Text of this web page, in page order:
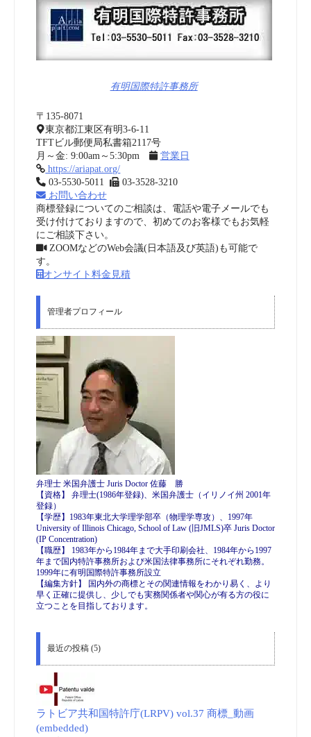
有明国際特許事務所
〒135-8071
東京都江東区有明3-6-11
TFTビル郵便局私書箱2117号
月～金: 9:00am～5:30pm
営業日
https://ariapat.org/
03-5530-5011
03-3528-3210
お問い合わせ
商標登録についてのご相談は、電話や電子メールでも
受け付けておりますので、初めてのお客様でもお気軽
にご相談下さい。
ZOOMなどのWeb会議(日本語及び英語)も可能で
す。
オンサイト料金見積
管理者プロフィール
弁理士 米国弁護士 Juris Doctor 佐藤 勝
【資格】 弁理士(1986年登録)、米国弁護士（イリノイ州 2001年
登録）
【学歴】1983年東北大学理学部卒（物理学専攻）、1997年
University of Illinois Chicago, School of Law (旧JMLS)卒 Juris Doctor
(IP Concentration)
【職歴】 1983年から1984年まで大手印刷会社、1984年から1997
年まで国内特許事務所および米国法律事務所にそれぞれ勤務。
1999年に有明国際特許事務所設立
【編集方針】 国内外の商標とその関連情報をわかり易く、より
早く正確に提供し、少しでも実務関係者や関心が有る方の役に
立つことを目指しております。
最近の投稿 (5)
ラトビア共和国特許庁(LRPV) vol.37 商標_動画
(embedded)